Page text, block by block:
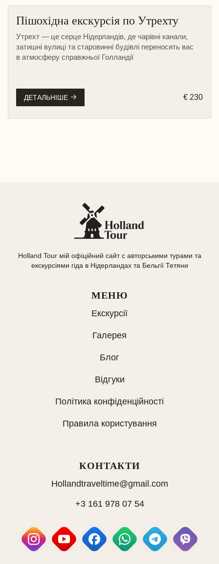
Пішохідна екскурсія по Утрехту
Утрехт — це серце Нідерландів, де чарівні канали,
затишні вулиці та старовинні будівлі переносять вас
в атмосферу справжньої Голландії
ДЕТАЛЬНІШЕ € 230
Holland Tour мій офіційний сайт с авторськими турами та
екскурсіями гіда в Нідерландах та Бельгії Тетяни
МЕНЮ
Екскурсії
Галерея
Блог
Відгуки
Політика конфіденційності
Правила користування
КОНТАКТИ
Hollandtraveltime@gmail.com
+3 161 978 07 54